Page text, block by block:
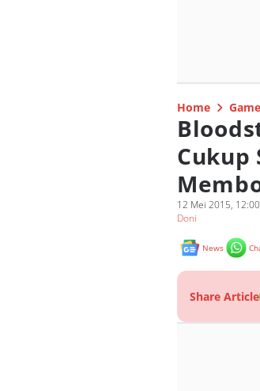
Home Game
Cukup
12 Mei 2015,
Doni
News
Share Article